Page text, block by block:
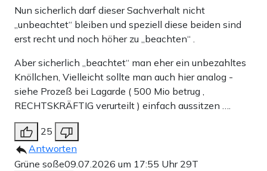
Nun sicherlich darf dieser Sachverhalt nicht
„unbeachtet“ bleiben und speziell diese beiden sind
erst recht und noch höher zu „beachten“ .
Aber sicherlich „beachtet“ man eher ein unbezahltes
Knöllchen, Vielleicht sollte man auch hier analog -
siehe Prozeß bei Lagarde ( 500 Mio betrug ,
RECHTSKRÄFTIG verurteilt ) einfach aussitzen ….
25
Antworten
Grüne soße09.07.2026 um 17:55 Uhr 29T